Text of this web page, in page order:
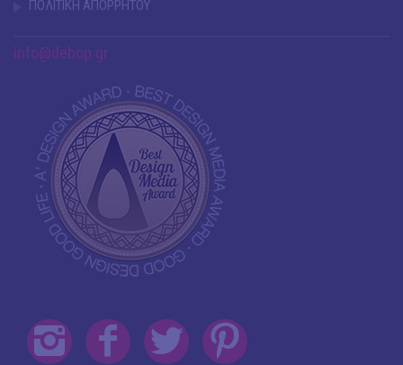
ΠΟΛΙΤΙΚΗ ΑΠΟΡΡΗΤΟΥ
info@debop.gr